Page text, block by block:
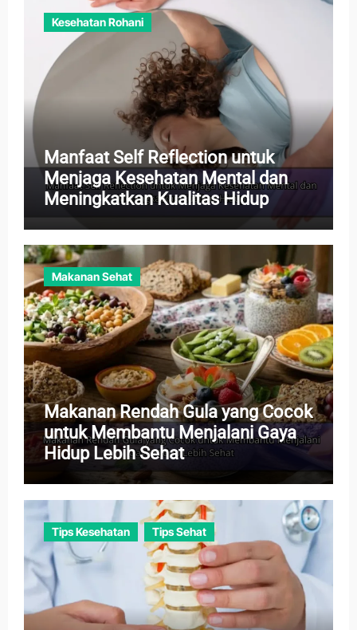
Kesehatan Rohani
Manfaat Self Reflection untuk
Menjaga Kesehatan Mental dan
Meningkatkan Kualitas Hidup
Makanan Sehat
Makanan Rendah Gula yang Cocok
untuk Membantu Menjalani Gaya
Hidup Lebih Sehat
Tips Kesehatan Tips Sehat